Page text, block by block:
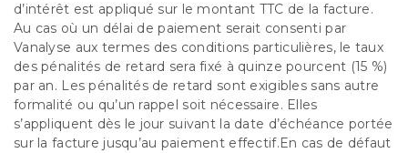
d’intérêt est appliqué sur le montant TTC de la facture.
Au cas où un délai de paiement serait consenti par
Vanalyse aux termes des conditions particulières, le taux
des pénalités de retard sera fixé à quinze pourcent (15 %)
par an. Les pénalités de retard sont exigibles sans autre
formalité ou qu’un rappel soit nécessaire. Elles
s’appliquent dès le jour suivant la date d’échéance portée
sur la facture jusqu’au paiement effectif.En cas de défaut